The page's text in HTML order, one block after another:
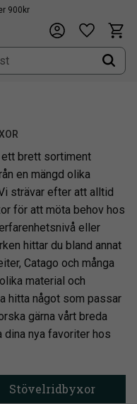
900kr
brett sortiment
en mängd olika
strävar efter att alltid
för att möta behov hos
eller
hittar du bland annat
Catago och många
material och
hitta något som passar
gärna vårt breda
dina nya favoriter hos
Stövelridbyxor